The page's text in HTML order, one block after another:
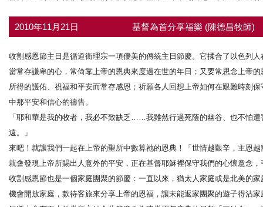
2010年11月21日 基督為首分享福樂 (陳德昌牧師)
收割感恩節主日是循道衞理宗一項優美的傳統主日節慶。它揉合了以色列
當常存謙卑的心，常倚靠上帝的恩典來度過在世的年日；又要常思念上帝
所得的護佑、祝福和平安而常存感恩；祈願各人回想上帝如何在艱難時刻
中那平安和信心的禱告。
「耶和華是我的牧者，我必不致缺乏……我雖然行過死蔭的幽谷、也不怕
遠。」
來吧！就讓我們一起在上帝的聖所中數算祂的恩典！「世情越艱辛，主恩
就會發現上帝所賜出人意外的平安，正在基督耶穌裡保守我們的心懷意念
收割感恩節也是一個家庭團聚的節慶：一直以來，猶太人家庭或是北美的
機會開放家庭，款待客旅來分享上帝的恩福，讓未能返家團聚的遊子得沾家